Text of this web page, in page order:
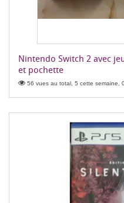
Nintendo Switch 2 avec
et pochette
56 vues au total, 5 cette semaine,